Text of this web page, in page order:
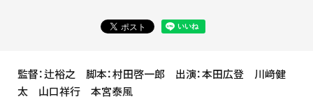
監督：辻裕之 脚本：村田啓一郎 出演：本田広登 川﨑健
太 山口祥行 本宮泰風